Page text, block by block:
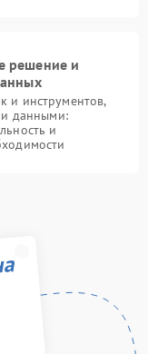
решение и
и инструментов,
данными:
и